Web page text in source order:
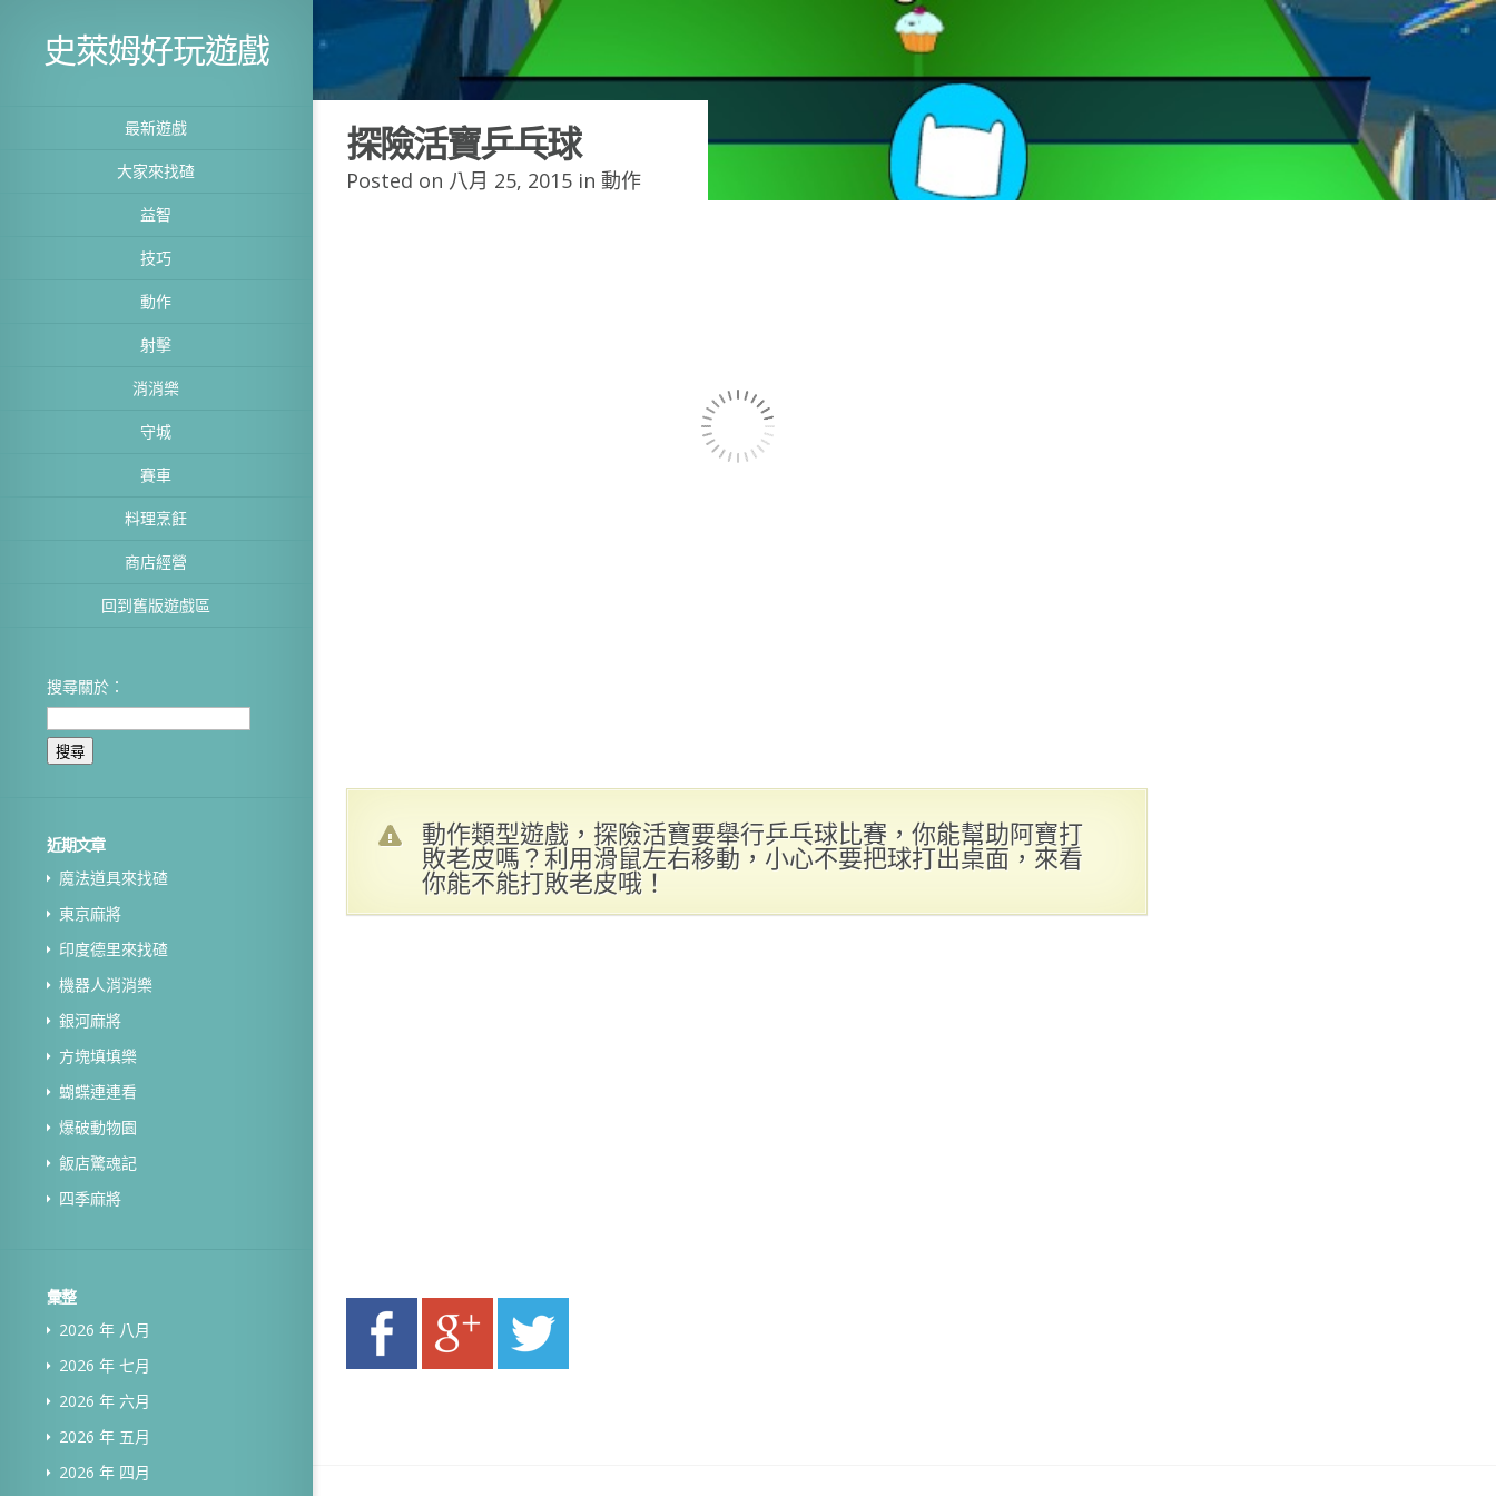
史萊姆好玩遊戲
最新遊戲
大家來找碴
益智
技巧
動作
射擊
消消樂
守城
賽車
料理烹飪
商店經營
回到舊版遊戲區
搜尋關於：
近期文章
魔法道具來找碴
東京麻將
印度德里來找碴
機器人消消樂
銀河麻將
方塊填填樂
蝴蝶連連看
爆破動物園
飯店驚魂記
四季麻將
彙整
2026 年 八月
2026 年 七月
2026 年 六月
2026 年 五月
2026 年 四月
探險活寶乒乓球
Posted on 八月 25, 2015 in 動作
動作類型遊戲，探險活寶要舉行乒乓球比賽，你能幫助阿寶打
敗老皮嗎？利用滑鼠左右移動，小心不要把球打出桌面，來看
你能不能打敗老皮哦！